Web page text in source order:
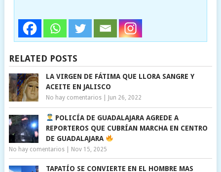
RELATED POSTS
LA VIRGEN DE FÁTIMA QUE LLORA SANGRE Y
ACEITE EN JALISCO
No hay comentarios| Jun 26, 2022
POLICÍA DE GUADALAJARA AGREDE A
REPORTEROS QUE CUBRÍAN MARCHA EN CENTRO
DE GUADALAJARA
No hay comentarios| Nov 15, 2025
TAPATÍO SE CONVIERTE EN EL HOMBRE MAS